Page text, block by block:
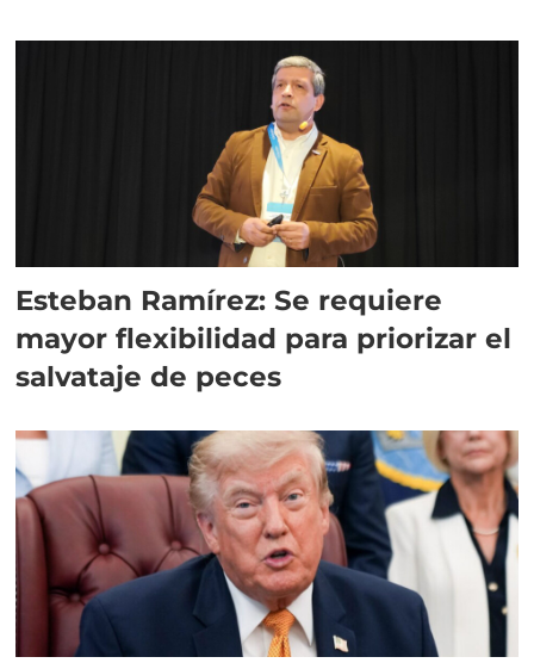
Esteban Ramírez: Se requiere
mayor flexibilidad para priorizar el
salvataje de peces